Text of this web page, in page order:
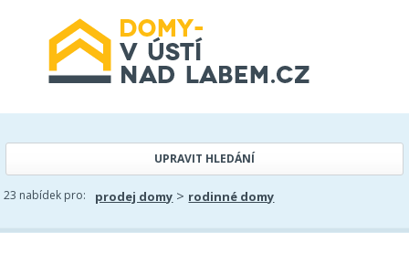
UPRAVIT HLEDÁNÍ
23 nabídek pro: prodej domy > rodinné domy